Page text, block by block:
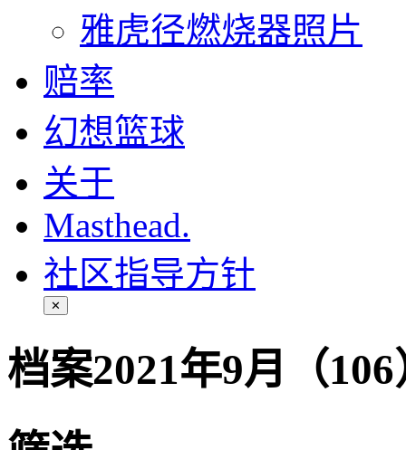
雅虎径燃烧器照片
赔率
幻想篮球
关于
Masthead.
社区指导方针
✕
档案2021年9月（106